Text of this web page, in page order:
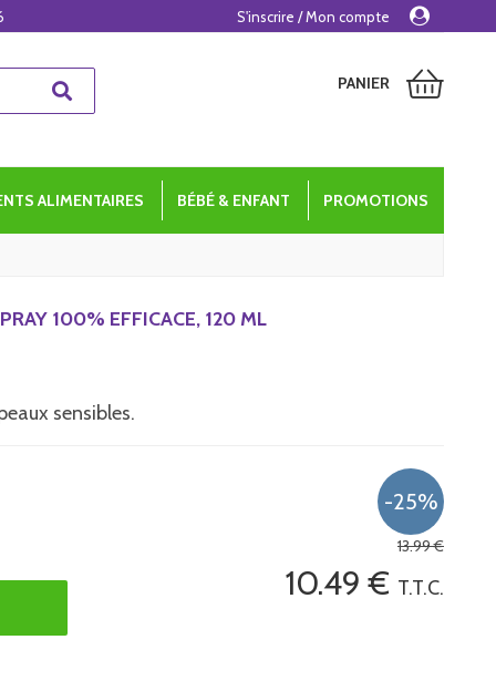
PANIER
ALIMENTAIRES BÉBÉ & ENFANT PROMOTIONS
100% EFFICACE, 120 ML
sensibles.
13.99€
10.49 € T.T.C.
S'inscrire / Mon compte